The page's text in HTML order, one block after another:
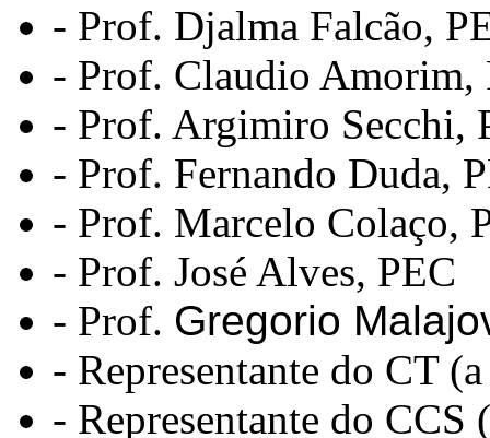
- Prof. Djalma Falcão,
- Prof. Claudio Amorim,
- Prof. Argimiro Secchi,
- Prof. Fernando Duda,
- Prof. Marcelo Colaço,
- Prof. José Alves, PEC
- Prof. Gregorio
- Representante do CT
- Representante do CCS